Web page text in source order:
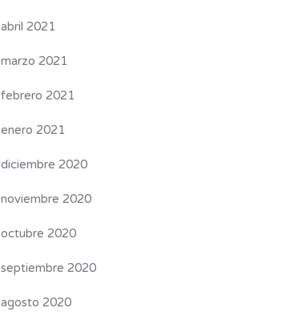
abril 2021
marzo 2021
febrero 2021
enero 2021
diciembre 2020
noviembre 2020
octubre 2020
septiembre 2020
agosto 2020